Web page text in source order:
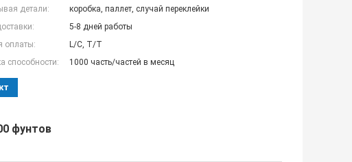
детали:
коробка, паллет, случай переклейки
5-8 дней работы
оплаты:
L/C, T/T
способности:
1000 часть/частей в месяц
фунтов